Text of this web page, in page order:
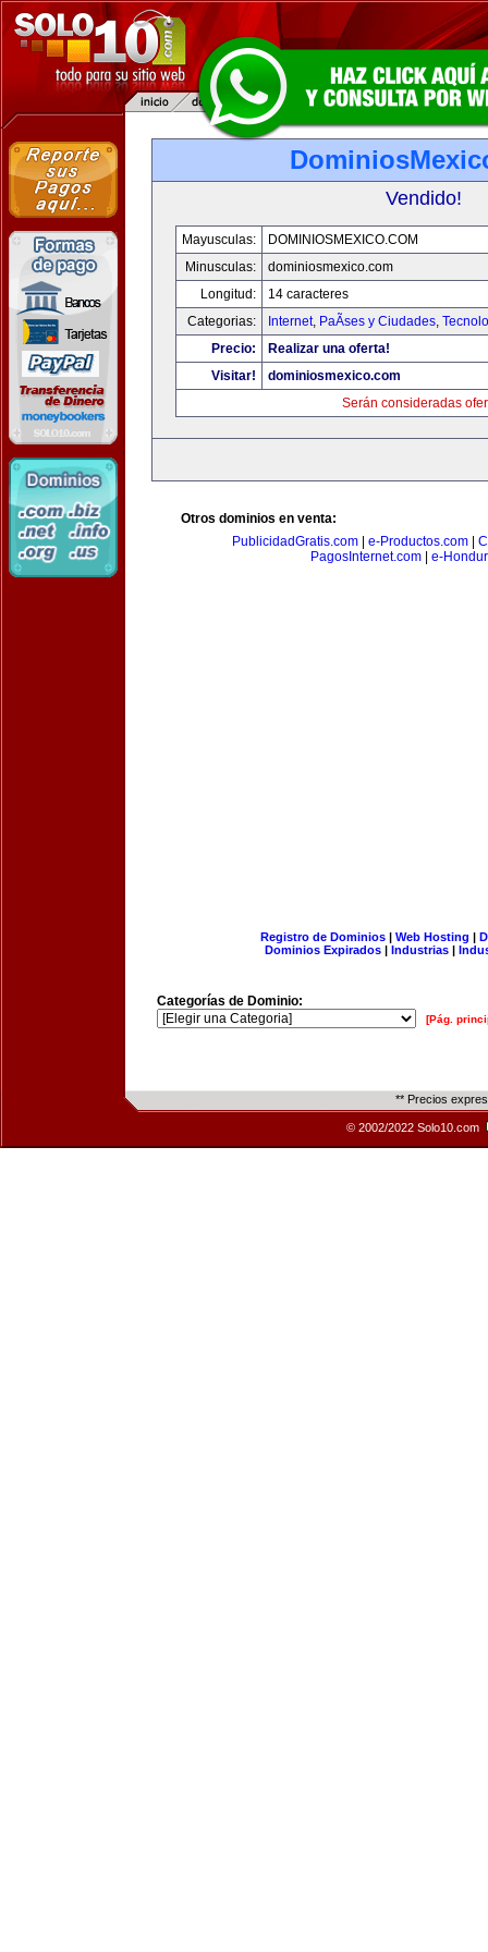
Vendido!
Mayusculas:
DOMINIOSMEXICO.COM
Minusculas:
dominiosmexico.com
Longitud:
14 caracteres
Categorias:
Internet, PaÃ­ses y Ciudades,
Precio:
Realizar una oferta!
Visitar!
dominiosmexico.com
Serán consideradas
Otros dominios en venta:
PublicidadGratis.com
e-Productos.com
PagosInternet.com
e-
Registro de Dominios| Web Hosting |
Dominios Expirados | Industrias |
Categorías de Dominio:
[Pág.
** Precios
© 2002/2022 Solo10.com